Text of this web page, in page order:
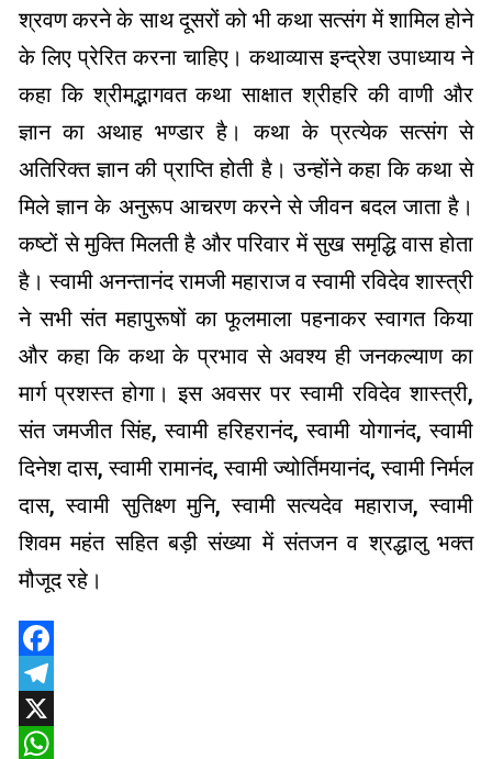
श्रवण करने के साथ दूसरों को भी कथा सत्संग में शामिल होने
के लिए प्रेरित करना चाहिए। कथाव्यास इन्द्रेश उपाध्याय ने
कहा कि श्रीमद्भागवत कथा साक्षात श्रीहरि की वाणी और
ज्ञान का अथाह भण्डार है। कथा के प्रत्येक सत्संग से
अतिरिक्त ज्ञान की प्राप्ति होती है। उन्होंने कहा कि कथा से
मिले ज्ञान के अनुरूप आचरण करने से जीवन बदल जाता है।
कष्टों से मुक्ति मिलती है और परिवार में सुख समृद्धि वास होता
है। स्वामी अनन्तानंद रामजी महाराज व स्वामी रविदेव शास्त्री
ने सभी संत महापुरूषों का फूलमाला पहनाकर स्वागत किया
और कहा कि कथा के प्रभाव से अवश्य ही जनकल्याण का
मार्ग प्रशस्त होगा। इस अवसर पर स्वामी रविदेव शास्त्री,
संत जमजीत सिंह, स्वामी हरिहरानंद, स्वामी योगानंद, स्वामी
दिनेश दास, स्वामी रामानंद, स्वामी ज्योर्तिमयानंद, स्वामी निर्मल
दास, स्वामी सुतिक्ष्ण मुनि, स्वामी सत्यदेव महाराज, स्वामी
शिवम महंत सहित बड़ी संख्या में संतजन व श्रद्धालु भक्त
मौजूद रहे।
Facebook
Telegram
X